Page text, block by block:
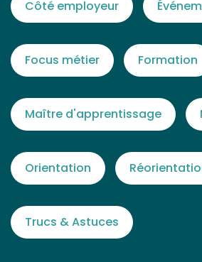
Côté employeur
Focus métier Formation
Maître d'apprentissage
Orientation
Trucs & Astuces